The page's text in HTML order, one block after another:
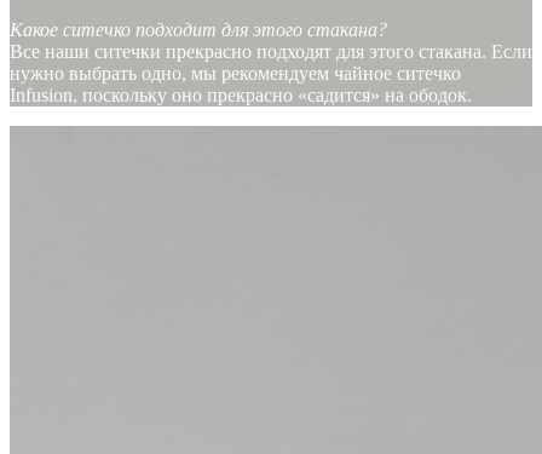
Какое ситечко подходит для этого стакана?
Все наши ситечки прекрасно подходят для этого стакана. Если
нужно выбрать одно, мы рекомендуем чайное ситечко
Infusion, поскольку оно прекрасно «садится» на ободок.